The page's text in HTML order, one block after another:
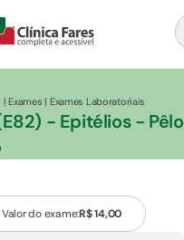
|Exames | Exames Laboratoriais
- Epitélios - Pêlo
Valor do exame:R$ 14,00